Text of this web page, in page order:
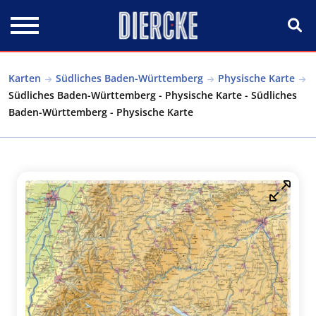
Karten Südliches Baden-Württemberg
Physische Karte
Südliches Baden-Württemberg - Physische Karte - Südliches
Baden-Württemberg - Physische Karte